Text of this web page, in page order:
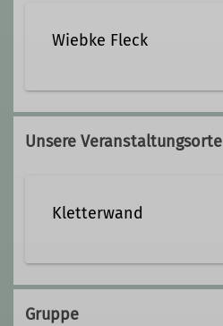
Wiebke Fleck
Qualifikationen
Unsere Veranstaltungsorte
Kletterwand
Güldenstraße 39c
Gruppe